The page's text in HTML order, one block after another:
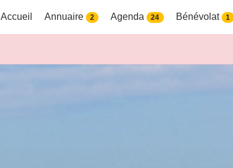
Accueil Annuaire 2 Agenda 24 Bénévolat 1